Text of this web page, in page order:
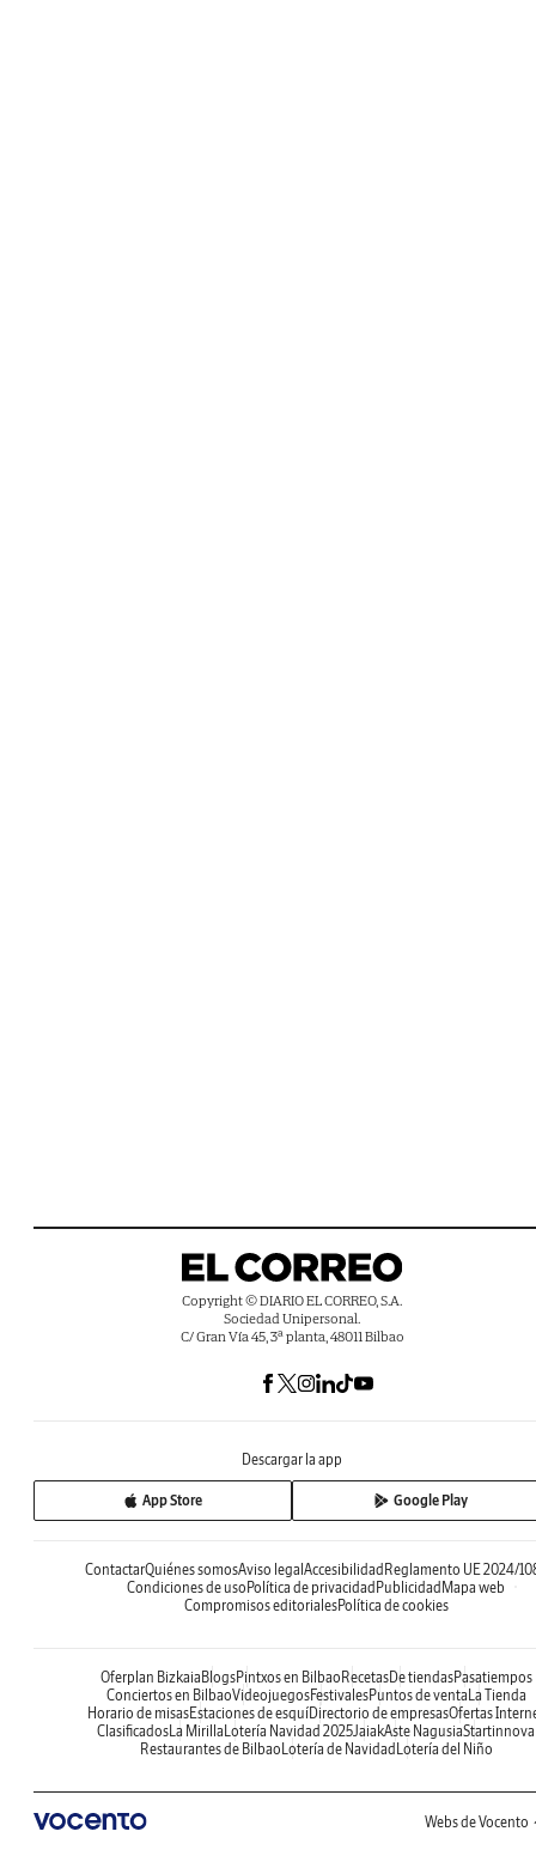
Copyright © DIARIO EL CORREO, S.A.
Sociedad Unipersonal.
C/ Gran Vía 45, 3ª planta, 48011 Bilbao
Descargar la app
App Store Google Play
ContactarQuiénes somosAviso legalAccesibilidadReglamento UE 2024/
Condiciones de usoPolítica de privacidadPublicidadMapa web
Compromisos editorialesPolítica de cookies
Oferplan BizkaiaBlogsPintxos en BilbaoRecetasDe tiendasPasatiempos
Conciertos en BilbaoVideojuegosFestivalesPuntos de ventaLa Tienda
Horario de misasEstaciones de esquíDirectorio de empresasOfertas
ClasificadosLa MirillaLotería Navidad 2025JaiakAste NagusiaStartinnova
Restaurantes de BilbaoLotería de NavidadLotería del Niño
Webs de Vocento